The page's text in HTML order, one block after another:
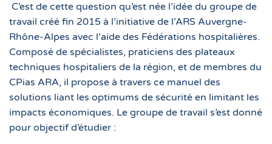
C’est de cette question qu’est née l’idée du groupe de
travail créé fin 2015 à l’initiative de l’ARS Auvergne-
Rhône-Alpes avec l’aide des Fédérations hospitalières.
Composé de spécialistes, praticiens des plateaux
techniques hospitaliers de la région, et de membres du
CPias ARA, il propose à travers ce manuel des
solutions liant les optimums de sécurité en limitant les
impacts économiques. Le groupe de travail s’est donné
pour objectif d’étudier :